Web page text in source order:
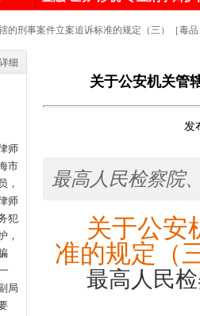
的刑事案件立案追诉标准的规定（三）［毒品
细
师
市
，
师
犯
，
局
关于公安机关管
发
最高人民检察院
关于公安
准的规
最高人民